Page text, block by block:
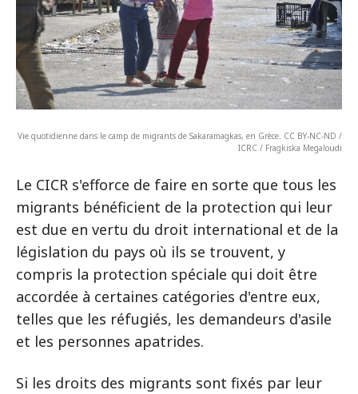
Vie quotidienne dans le camp de migrants de Sakaramagkas, en Grèce. CC BY-NC-ND /
ICRC / Fragkiska Megaloudi
Le CICR s'efforce de faire en sorte que tous les
migrants bénéficient de la protection qui leur
est due en vertu du droit international et de la
législation du pays où ils se trouvent, y
compris la protection spéciale qui doit être
accordée à certaines catégories d'entre eux,
telles que les réfugiés, les demandeurs d'asile
et les personnes apatrides.
Si les droits des migrants sont fixés par leur